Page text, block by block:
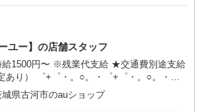
ーユー】の店舗スタッフ
給1500円〜 ※残業代支給 ★交通費別途支給
・。○。・゜+゜・。○。・゜
祝い金10万円支給(規定有) お友達を紹介
インセンティブ支給(規定有) ★月2回払
城県古河市のauショップ